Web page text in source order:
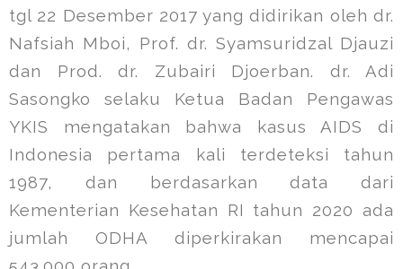
tgl 22 Desember 2017 yang didirikan oleh dr.
Nafsiah Mboi, Prof. dr. Syamsuridzal Djauzi
dan Prod. dr. Zubairi Djoerban. dr. Adi
Sasongko selaku Ketua Badan Pengawas
YKIS mengatakan bahwa kasus AIDS di
Indonesia pertama kali terdeteksi tahun
1987, dan berdasarkan data dari
Kementerian Kesehatan RI tahun 2020 ada
jumlah ODHA diperkirakan mencapai